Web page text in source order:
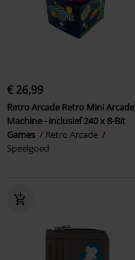
€ 26,99
Retro Arcade Retro Mini Arcade
Machine - inclusief 240 x 8-Bit
Games
Retro Arcade
Speelgoed